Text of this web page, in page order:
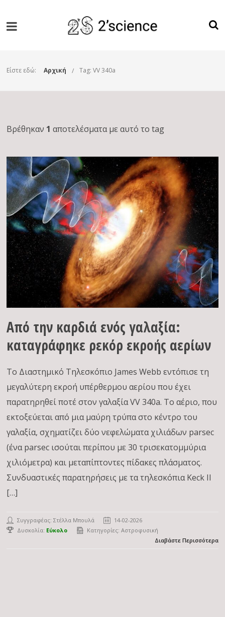
Είστε εδώ: Αρχική Tag: VV 340a
Βρέθηκαν 1 αποτελέσματα με αυτό το tag
Από την καρδιά ενός γαλαξία:
καταγράφηκε ρεκόρ εκροής αερίων
Το Διαστημικό Τηλεσκόπιο James Webb εντόπισε τη
μεγαλύτερη εκροή υπέρθερμου αερίου που έχει
παρατηρηθεί ποτέ στον γαλαξία VV 340a. Το αέριο, που
εκτοξεύεται από μια μαύρη τρύπα στο κέντρο του
γαλαξία, σχηματίζει δύο νεφελώματα χιλιάδων parsec
(ένα parsec ισούται περίπου με 30 τρισεκατομμύρια
χιλιόμετρα) και μεταπίπτοντες πίδακες πλάσματος.
Συνδυαστικές παρατηρήσεις με τα τηλεσκόπια Keck II
[…]
Συγγραφέας:Στέλλα Μπουλά
14-02-2026
Δυσκολία: Εύκολο Κατηγορίες:Αστροφυσική
Διαβάστε Περισσότερα